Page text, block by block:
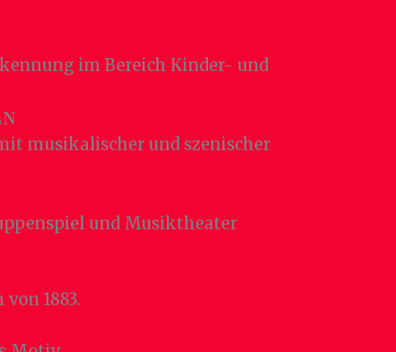
im Bereich Kinder- und
musikalischer und szenischer
und Musiktheater
1883.